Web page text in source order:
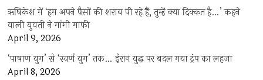
ऋषिकेश में ‘हम अपने पैसों की शराब पी रहे हैं, तुम्हें क्या दिक्कत है…’ कहने
वाली युवती ने मांगी माफी
April 9, 2026
‘पाषाण युग’ से ‘स्वर्ण युग’ तक… ईरान युद्ध पर बदल गया ट्रंप का लहजा
April 8, 2026